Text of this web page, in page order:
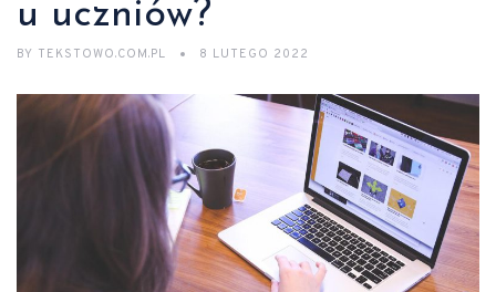
u uczniów?
BY TEKSTOWO.COM.PL 8 LUTEGO 2022